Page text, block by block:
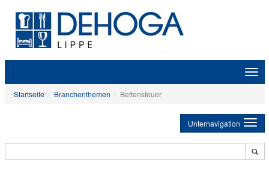
Startseite
Branchenthemen Bettensteuer
Unternavigation